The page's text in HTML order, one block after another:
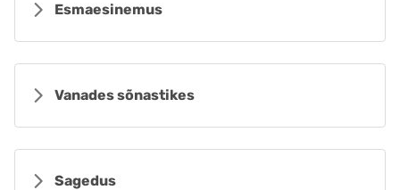
Esmaesinemus
Vanades sõnastikes
Sagedus